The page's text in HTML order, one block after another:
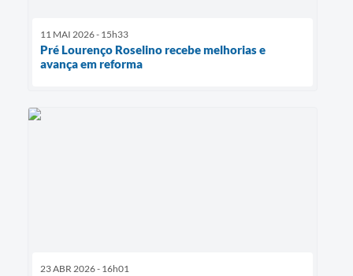
11 MAI 2026 - 15h33
Pré Lourenço Roselino recebe melhorias e
avança em reforma
23 ABR 2026 - 16h01